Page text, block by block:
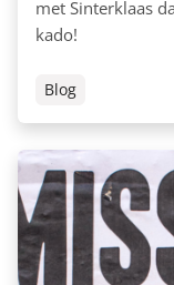
met Sinterklaas
kado!
Blog